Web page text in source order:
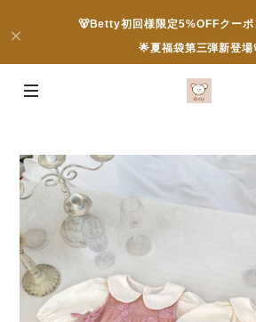
🐻Betty初回様限定5%OFFクー
🌟夏福袋第三弾新登場